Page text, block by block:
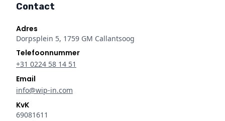
Contact
Adres
Dorpsplein 5, 1759 GM Callantsoog
Telefoonnummer
+31 0224 58 14 51
Email
info@wip-in.com
KvK
69081611